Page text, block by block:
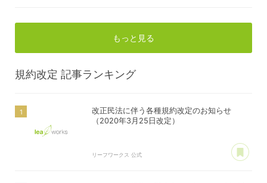
もっと見る
規約改定 記事ランキング
改正民法に伴う各種規約改定のお知らせ
（2020年3月25日改定）
リーフワークス 公式